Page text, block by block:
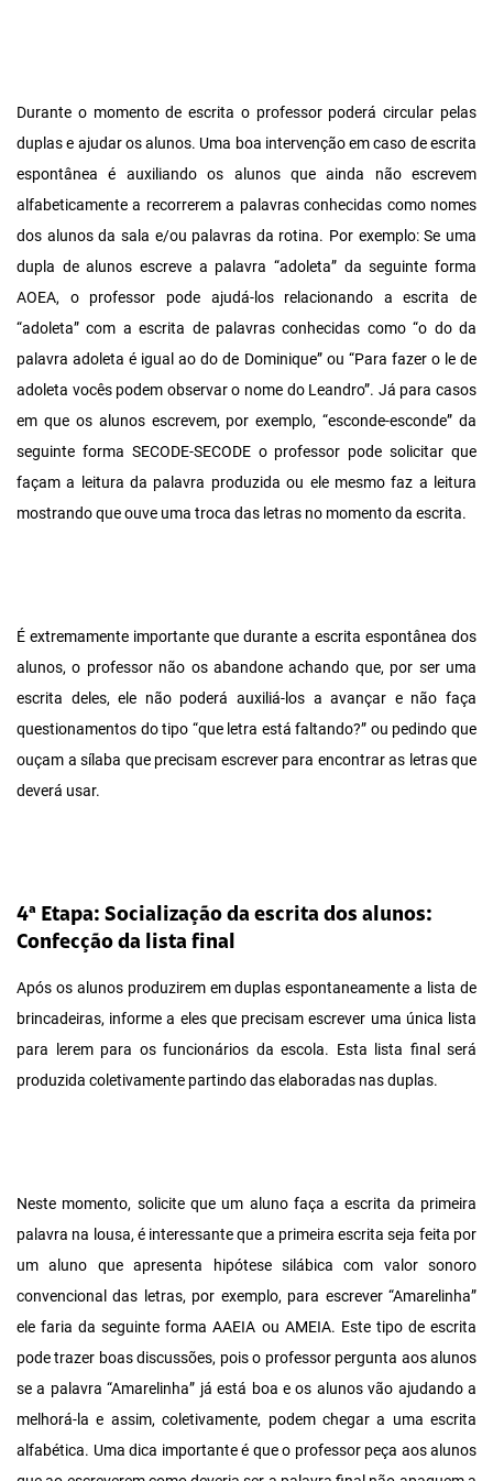
Durante o momento de escrita o professor poderá circular pelas
duplas e ajudar os alunos. Uma boa intervenção em caso de escrita
espontânea é auxiliando os alunos que ainda não escrevem
alfabeticamente a recorrerem a palavras conhecidas como nomes
dos alunos da sala e/ou palavras da rotina. Por exemplo: Se uma
dupla de alunos escreve a palavra “adoleta” da seguinte forma
AOEA, o professor pode ajudá-los relacionando a escrita de
“adoleta” com a escrita de palavras conhecidas como “o do da
palavra adoleta é igual ao do de Dominique” ou “Para fazer o le de
adoleta vocês podem observar o nome do Leandro”. Já para casos
em que os alunos escrevem, por exemplo, “esconde-esconde” da
seguinte forma SECODE-SECODE o professor pode solicitar que
façam a leitura da palavra produzida ou ele mesmo faz a leitura
mostrando que ouve uma troca das letras no momento da escrita.
É extremamente importante que durante a escrita espontânea dos
alunos, o professor não os abandone achando que, por ser uma
escrita deles, ele não poderá auxiliá-los a avançar e não faça
questionamentos do tipo “que letra está faltando?” ou pedindo que
ouçam a sílaba que precisam escrever para encontrar as letras que
deverá usar.
4ª Etapa: Socialização da escrita dos alunos:
Confecção da lista final
Após os alunos produzirem em duplas espontaneamente a lista de
brincadeiras, informe a eles que precisam escrever uma única lista
para lerem para os funcionários da escola. Esta lista final será
produzida coletivamente partindo das elaboradas nas duplas.
Neste momento, solicite que um aluno faça a escrita da primeira
palavra na lousa, é interessante que a primeira escrita seja feita por
um aluno que apresenta hipótese silábica com valor sonoro
convencional das letras, por exemplo, para escrever “Amarelinha”
ele faria da seguinte forma AAEIA ou AMEIA. Este tipo de escrita
pode trazer boas discussões, pois o professor pergunta aos alunos
se a palavra “Amarelinha” já está boa e os alunos vão ajudando a
melhorá-la e assim, coletivamente, podem chegar a uma escrita
alfabética. Uma dica importante é que o professor peça aos alunos